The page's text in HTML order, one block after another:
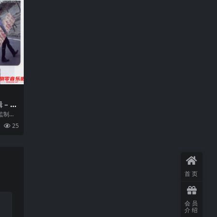
– 直
制专
，
25
首页
会员
介绍